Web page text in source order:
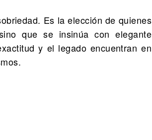
Es la elección de quienes
que se insinúa con elegante
y el legado encuentran en